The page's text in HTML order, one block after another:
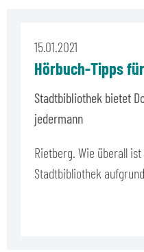
15.01.2021
Hörbuch-Tipps
Stadtbibliothek bietet
jedermann
Rietberg. Wie überall
Stadtbibliothek